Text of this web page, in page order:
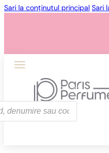
Sari la conținutul principal Sari
1 - 3 buc.